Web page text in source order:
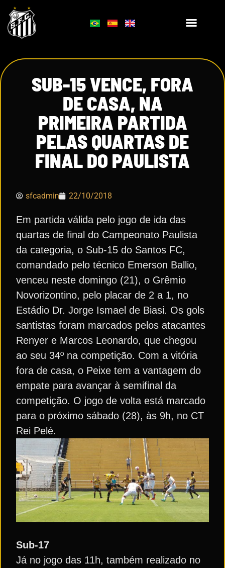
SUB-15 VENCE, FORA
DE CASA, NA
PRIMEIRA PARTIDA
PELAS QUARTAS DE
FINAL DO PAULISTA
sfcadmin 22/10/2018
Em partida válida pelo jogo de ida das
quartas de final do Campeonato Paulista
da categoria, o Sub-15 do Santos FC,
comandado pelo técnico Emerson Ballio,
venceu neste domingo (21), o Grêmio
Novorizontino, pelo placar de 2 a 1, no
Estádio Dr. Jorge Ismael de Biasi. Os gols
santistas foram marcados pelos atacantes
Renyer e Marcos Leonardo, que chegou
ao seu 34º na competição. Com a vitória
fora de casa, o Peixe tem a vantagem do
empate para avançar à semifinal da
competição. O jogo de volta está marcado
para o próximo sábado (28), às 9h, no CT
Rei Pelé.
Sub-17
Já no jogo das 11h, também realizado no